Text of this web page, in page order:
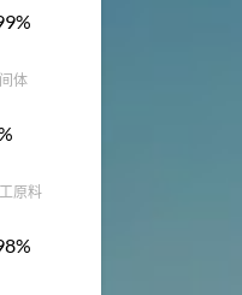
体
原料